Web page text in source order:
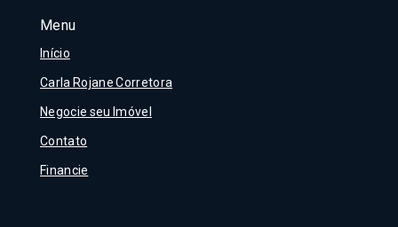
Menu
Início
Carla Rojane Corretora
Negocie seu Imóvel
Contato
Financie